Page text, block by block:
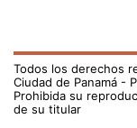
Todos los derechos
Ciudad de Panamá -
Prohibida su
de su titular